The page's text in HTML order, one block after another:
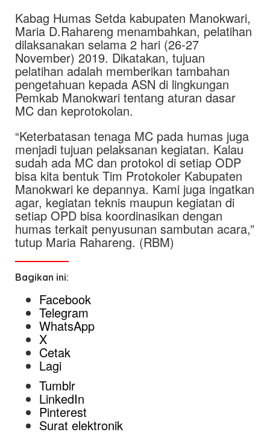
Kabag Humas Setda kabupaten Manokwari,
Maria D.Rahareng menambahkan, pelatihan
dilaksanakan selama 2 hari (26-27
November) 2019. Dikatakan, tujuan
pelatihan adalah memberikan tambahan
pengetahuan kepada ASN di lingkungan
Pemkab Manokwari tentang aturan dasar
MC dan keprotokolan.
“Keterbatasan tenaga MC pada humas juga
menjadi tujuan pelaksanan kegiatan. Kalau
sudah ada MC dan protokol di setiap ODP
bisa kita bentuk Tim Protokoler Kabupaten
Manokwari ke depannya. Kami juga ingatkan
agar, kegiatan teknis maupun kegiatan di
setiap OPD bisa koordinasikan dengan
humas terkait penyusunan sambutan acara,”
tutup Maria Rahareng. (RBM)
Bagikan ini:
Facebook
Telegram
WhatsApp
X
Cetak
Lagi
Tumblr
LinkedIn
Pinterest
Surat elektronik